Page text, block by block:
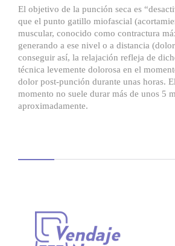
El objetivo de la punción seca es
que el punto gatillo miofascial
muscular, conocido como contractura
generando a ese nivel o a distancia
conseguir así, la relajación refleja de
técnica levemente dolorosa en el
dolor post-punción durante unas horas.
momento no suele durar más de unos 5
aproximadamente.